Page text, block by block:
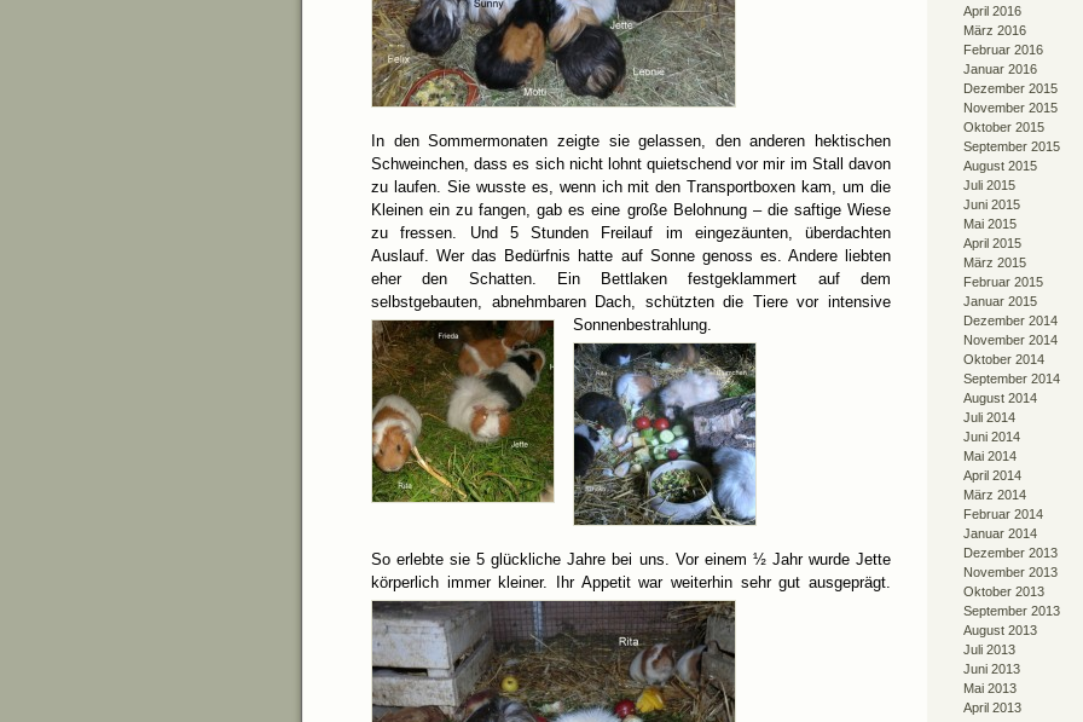
In den Sommermonaten zeigte sie gelassen, den anderen hektischen
Schweinchen, dass es sich nicht lohnt quietschend vor mir im Stall davon
zu laufen. Sie wusste es, wenn ich mit den Transportboxen kam, um die
Kleinen ein zu fangen, gab es eine große Belohnung – die saftige Wiese
zu fressen. Und 5 Stunden Freilauf im eingezäunten, überdachten
Auslauf. Wer das Bedürfnis hatte auf Sonne genoss es. Andere liebten
eher den Schatten. Ein Bettlaken festgeklammert auf dem
selbstgebauten, abnehmbaren Dach, schützten die Tiere vor intensive
Sonnenbestrahlung.
So erlebte sie 5 glückliche Jahre bei uns. Vor einem ½ Jahr wurde Jette
körperlich immer kleiner. Ihr Appetit war weiterhin sehr gut ausgeprägt.
April 2016
März 2016
Februar 2016
Januar 2016
Dezember 2015
November 2015
Oktober 2015
September 2015
August 2015
Juli 2015
Juni 2015
Mai 2015
April 2015
März 2015
Februar 2015
Januar 2015
Dezember 2014
November 2014
Oktober 2014
September 2014
August 2014
Juli 2014
Juni 2014
Mai 2014
April 2014
März 2014
Februar 2014
Januar 2014
Dezember 2013
November 2013
Oktober 2013
September 2013
August 2013
Juli 2013
Juni 2013
Mai 2013
April 2013